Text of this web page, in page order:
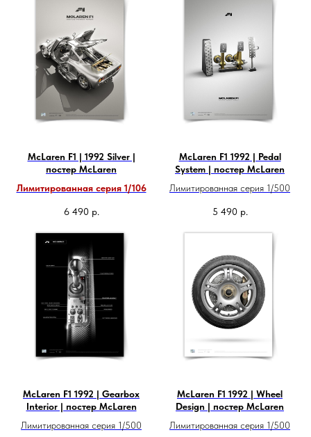
McLaren F1 | 1992 Silver |
постер McLaren
Лимитированная серия 1/106
6 490 р.
McLaren F1 1992 | Pedal
System | постер McLaren
Лимитированная серия 1/500
5 490 р.
McLaren F1 1992 | Gearbox
Interior | постер McLaren
Лимитированная серия 1/500
McLaren F1 1992 | Wheel
Design | постер McLaren
Лимитированная серия 1/500